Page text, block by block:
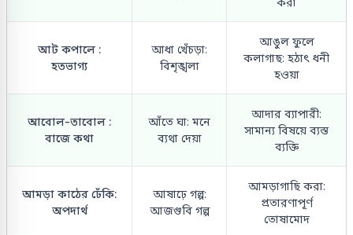
আট কপালে :
হতভাগ্য
আধা খেঁচড়া:
বিশৃঙ্খলা
আঙুল ফুলে
কলাগাছ: হঠাৎ ধনী
হওয়া
আবোল-তাবোল :
বাজে কথা
আঁতে ঘা: মনে
ব্যথা দেয়া
আদার ব্যাপারী:
সামান্য বিষয়ে ব্যস্ত
ব্যক্তি
আমড়া কাঠের ঢেঁকি:
অপদার্থ
আষাঢ়ে গল্প:
আজগুবি গল্প
আমড়াগাছি করা:
প্রতারণাপূর্ণ
তোষামোদ